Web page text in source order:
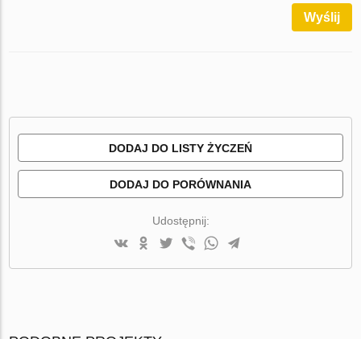
Wyślij
DODAJ DO LISTY ŻYCZEŃ
DODAJ DO PORÓWNANIA
Udostępnij: